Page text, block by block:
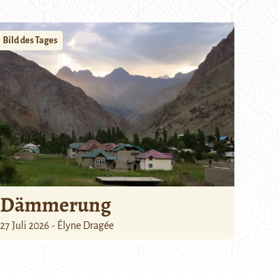
Bild des Tages
Dämmerung
27 Juli 2026 - Élyne Dragée